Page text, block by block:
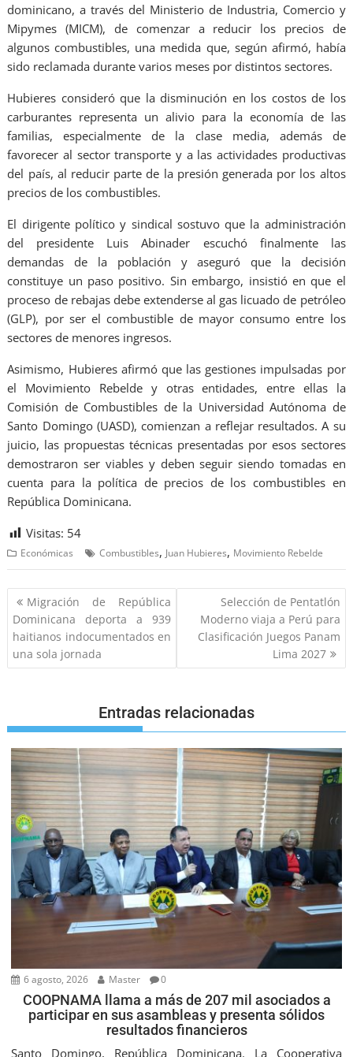
dominicano, a través del Ministerio de Industria, Comercio y
Mipymes (MICM), de comenzar a reducir los precios de
algunos combustibles, una medida que, según afirmó, había
sido reclamada durante varios meses por distintos sectores.
Hubieres consideró que la disminución en los costos de los
carburantes representa un alivio para la economía de las
familias, especialmente de la clase media, además de
favorecer al sector transporte y a las actividades productivas
del país, al reducir parte de la presión generada por los altos
precios de los combustibles.
El dirigente político y sindical sostuvo que la administración
del presidente Luis Abinader escuchó finalmente las
demandas de la población y aseguró que la decisión
constituye un paso positivo. Sin embargo, insistió en que el
proceso de rebajas debe extenderse al gas licuado de petróleo
(GLP), por ser el combustible de mayor consumo entre los
sectores de menores ingresos.
Asimismo, Hubieres afirmó que las gestiones impulsadas por
el Movimiento Rebelde y otras entidades, entre ellas la
Comisión de Combustibles de la Universidad Autónoma de
Santo Domingo (UASD), comienzan a reflejar resultados. A su
juicio, las propuestas técnicas presentadas por esos sectores
demostraron ser viables y deben seguir siendo tomadas en
cuenta para la política de precios de los combustibles en
República Dominicana.
Visitas: 54
Económicas Combustibles, Juan Hubieres, Movimiento Rebelde
Migración de República
Dominicana deporta a 939
haitianos indocumentados en
una sola jornada
Selección de Pentatlón
Moderno viaja a Perú para
Clasificación Juegos Panam
Lima 2027
Entradas relacionadas
6 agosto, 2026 Master 0
COOPNAMA llama a más de 207 mil asociados a
participar en sus asambleas y presenta sólidos
resultados financieros
Santo Domingo, República Dominicana. La Cooperativa